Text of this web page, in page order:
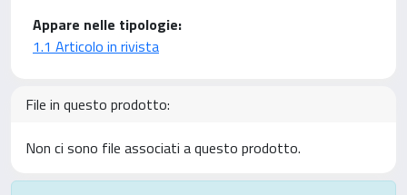
Appare nelle tipologie:
1.1 Articolo in rivista
File in questo prodotto:
Non ci sono file associati a questo prodotto.